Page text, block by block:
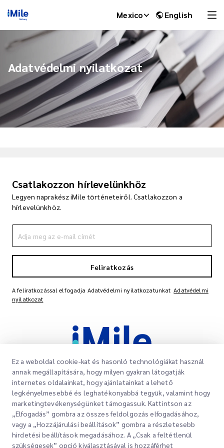
Mexico English
Adatvédelmi nyilatkozat
Csatlakozzon hírlevelünkhöz
Legyen naprakész iMile történeteiről. Csatlakozzon a
hírlevelünkhöz.
Feliratkozás
A feliratkozással elfogadja Adatvédelmi nyilatkozatunkat Adatvédelmi
nyilatkozat
Gyorslinkek
Irodahelyek
Ajánlatkérés
Vállalati
Rólunk
Szolgáltatásaink
Ez a weboldal cookie-kat és hasonló technológiákat használ
annak megállapítására, hogy milyen gyakran látogatják
internetes oldalainkat, hogy ajánlatainkat a lehető
legkényelmesebbé és leghatékonyabbá tegyük, valamint hogy
marketingtevékenységünket támogassuk. Kattintson az
„Elfogadás” gombra az összes feldolgozás elfogadásához,
vagy a „Hozzájárulási beállítások” gombra a részletesebb
hirdetési beállítások megadásához. A „Csak a feltétlenül
szükségesek” opció kiválasztásával is hozzáférhet